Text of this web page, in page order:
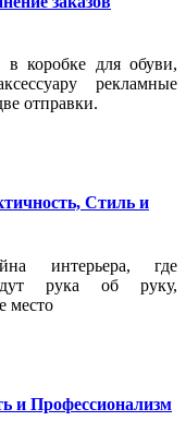
коробке для обуви,
рекламные
отправки.
Стиль и
интерьера, где
рука об руку,
место
и Профессионализм